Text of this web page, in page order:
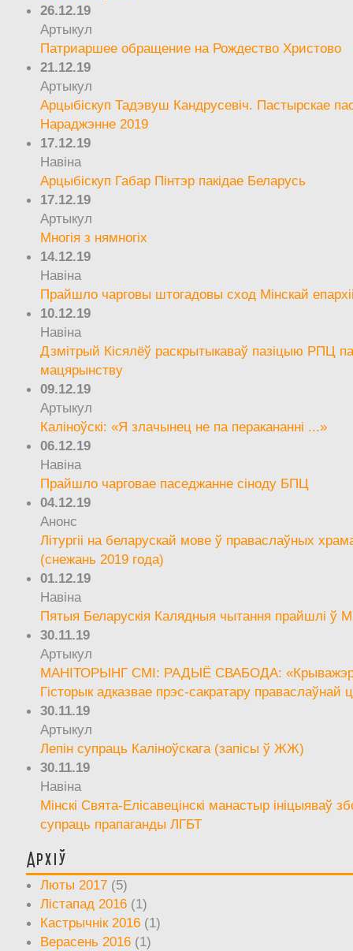
26.12.19
Артыкул
Патриаршее обращение на Рождество Христово
21.12.19
Артыкул
Арцыбіскуп Тадэвуш Кандрусевіч. Пастырскае
Нараджэнне 2019
17.12.19
Навіна
Арцыбіскуп Габар Пінтэр пакідае Беларусь
17.12.19
Артыкул
Многія з нямногіх
14.12.19
Навіна
Прайшло чарговы штогадовы сход Мінскай
10.12.19
Навіна
Дзмітрый Кісялёў раскрытыкаваў пазіцыю РПЦ
мацярынству
09.12.19
Артыкул
Каліноўскі: «Я злачынец не па перакананні ...»
06.12.19
Навіна
Прайшло чарговае паседжанне сіноду БПЦ
04.12.19
Анонс
Літургіі на беларускай мове ў праваслаўных
(снежань 2019 года)
01.12.19
Навіна
Пятыя Беларускія Калядныя чытання прайшлі ў
30.11.19
Артыкул
МАНІТОРЫНГ СМІ: РАДЫЁ СВАБОДА:
Гісторык адказвае прэс-сакратару праваслаўнай
30.11.19
Артыкул
Лепін супраць Каліноўскага (запісы ў ЖЖ)
30.11.19
Навіна
Мінскі Свята-Елісавецінскі манастыр ініцыяваў
супраць прапаганды ЛГБТ
Архіў
Люты 2017 (5)
Лістапад 2016 (1)
Кастрычнік 2016 (1)
Верасень 2016 (1)